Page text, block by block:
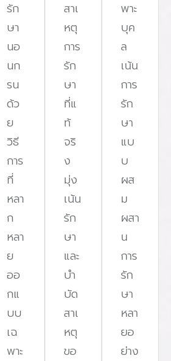
รัก
ษา
นอ
นก
รน
ด้ว
ย
วิธี
การ
ที่
หลา
ก
หลา
ย
ออ
กแ
บบ
เฉ
พาะ
สาเ
หตุ
การ
รัก
ษา
ที่แ
ท้
จริ
ง
มุ่ง
เน้น
รัก
ษา
และ
บํา
บัด
สาเ
หตุ
ขอ
พาะ
บุค
ล
เน้น
การ
รัก
ษา
แบ
บ
ผส
ม
ผสา
น
การ
รัก
ษา
หลา
ยอ
ย่าง